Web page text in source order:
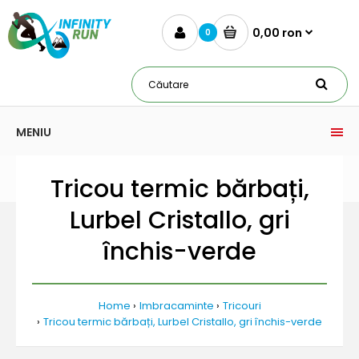
0 0,00 ron
MENIU
Tricou termic bărbați,
Lurbel Cristallo, gri
închis-verde
Home Imbracaminte
Tricouri
Tricou termic bărbați, Lurbel Cristallo, gri închis-verde